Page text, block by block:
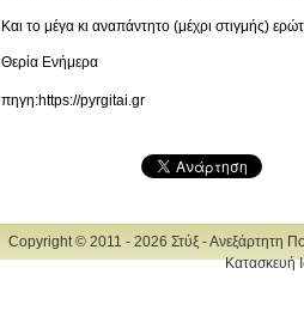
Και το μέγα κι αναπάντητο (μέχρι στιγμής)
Θερία Ενήμερα
πηγη:https://pyrgitai.gr
Copyright © 2011 - 2026 Στύξ - Ανεξάρτητη
Κατασκευή